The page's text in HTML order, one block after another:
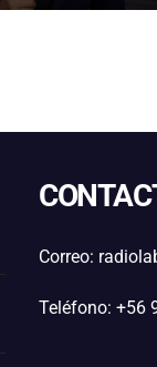
Correo:
Teléfono: +56